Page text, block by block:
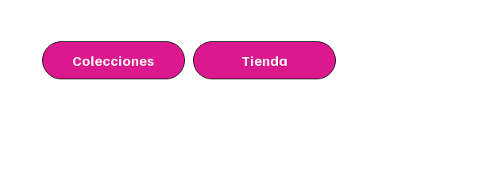
Colecciones Tienda